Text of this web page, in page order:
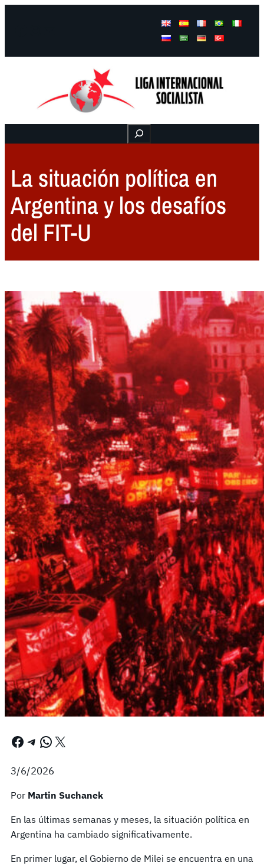
Buscar
La situación política en
Argentina y los desafíos
del FIT-U
Facebook Telegram WhatsApp X
3/6/2026
Por Martin Suchanek
En las últimas semanas y meses, la situación política en
Argentina ha cambiado significativamente.
En primer lugar, el Gobierno de Milei se encuentra en una